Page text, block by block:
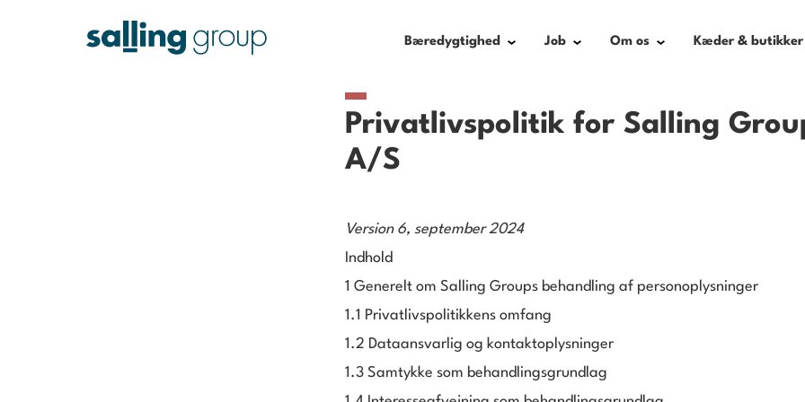
Bæredygtighed Job Om os Kæder & butikker
Privatlivspolitik for Salling
A/S
Version 6, september 2024
Indhold
1 Generelt om Salling Groups behandling af personoplysninger
1.1 Privatlivspolitikkens omfang
1.2 Dataansvarlig og kontaktoplysninger
1.3 Samtykke som behandlingsgrundlag